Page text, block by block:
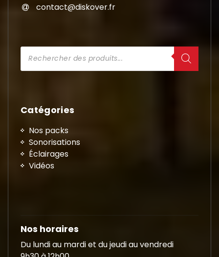
contact@diskover.fr
Recherche
de
Catégories
Nos packs
Sonorisations
Éclairages
Vidéos
Nos horaires
Du lundi au mardi et du jeudi au vendredi